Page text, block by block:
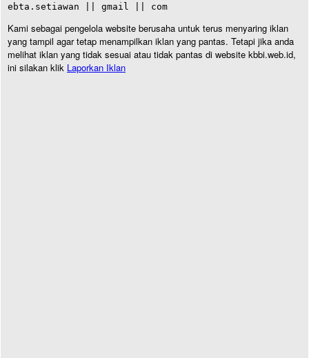
ebta.setiawan || gmail || com
Kami sebagai pengelola website berusaha untuk terus menyaring iklan
yang tampil agar tetap menampilkan iklan yang pantas. Tetapi jika anda
melihat iklan yang tidak sesuai atau tidak pantas di website kbbi.web.id,
ini silakan klik Laporkan Iklan